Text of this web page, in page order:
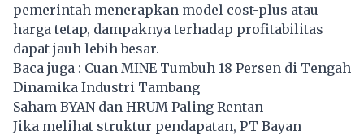
pemerintah menerapkan model cost-plus atau
harga tetap, dampaknya terhadap profitabilitas
dapat jauh lebih besar.
Baca juga : Cuan MINE Tumbuh 18 Persen di Tengah
Dinamika Industri Tambang
Saham BYAN dan HRUM Paling Rentan
Jika melihat struktur pendapatan, PT Bayan